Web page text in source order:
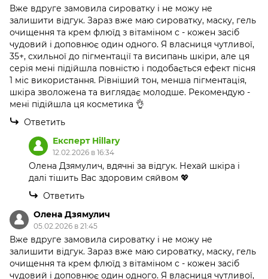
Вже вдруге замовила сироватку і не можу не
залишити відгук. Зараз вже маю сироватку, маску, гель
очищення та крем флюїд з вітаміном с - кожен засіб
чудовий і доповнює один одного. Я власниця чутливої,
35+, схильної до пігментації та висипань шкіри, але ця
серія мені підійшла повністю і подобається ефект пісня
1 міс використання. Рівніший тон, менша пігментація,
шкіра зволожена та виглядає молодше. Рекомендую -
мені підійшла ця косметика 👌
Ответить
Експерт Hillary
12.02.2026 в 16:34
Олена Дзямулич, вдячні за відгук. Нехай шкіра і
далі тішить Вас здоровим сяйвом 💖
Ответить
Олена Дзямулич
05.02.2026 в 21:45
Вже вдруге замовила сироватку і не можу не
залишити відгук. Зараз вже маю сироватку, маску, гель
очищення та крем флюїд з вітаміном с - кожен засіб
чудовий і доповнює один одного. Я власниця чутливої,